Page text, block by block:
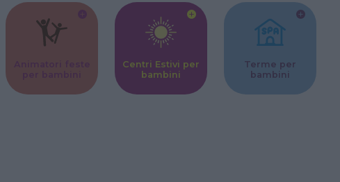
Centri Estivi per
bambini
Terme per
bambini